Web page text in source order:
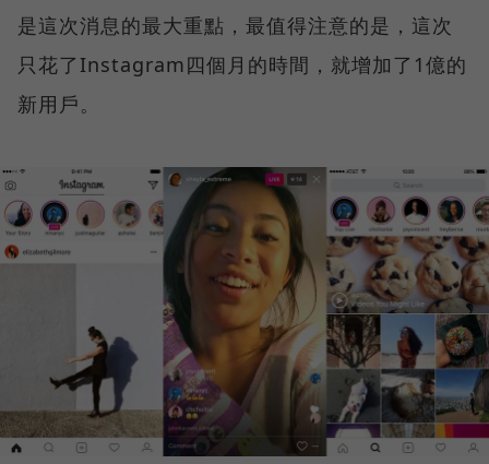
是這次消息的最大重點，最值得注意的是，這次
只花了Instagram四個月的時間，就增加了1億的
新用戶。